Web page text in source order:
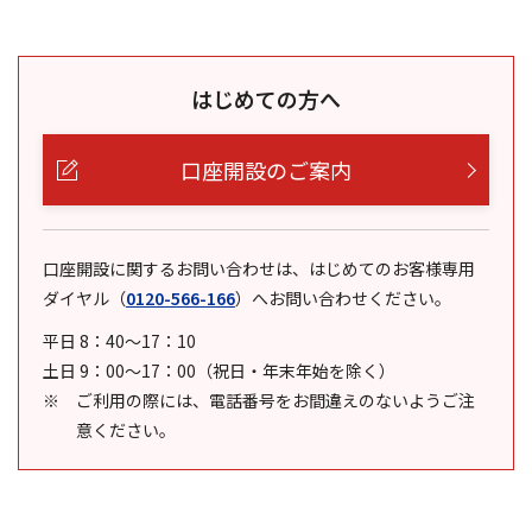
はじめての方へ
口座開設のご案内
口座開設に関するお問い合わせは、はじめてのお客様専用
ダイヤル （0120-566-166） へお問い合わせください。
平日 8：40～17：10
土日 9：00～17：00（祝日・年末年始を除く）
ご利用の際には、電話番号をお間違えのないようご注
意ください。